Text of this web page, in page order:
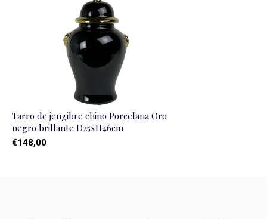
Tarro de jengibre chino Porcelana Oro
negro brillante D25xH46cm
€148,00